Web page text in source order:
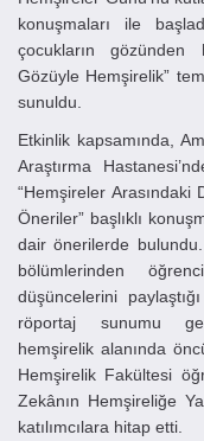
konuşmaları ile
çocukların gözünden
Gözüyle Hemşirelik”
sunuldu.
Etkinlik kapsamında,
Araştırma
“Hemşireler Arasındaki
Öneriler” başlıklı
dair önerilerde bulundu.
bölümlerinden
düşüncelerini
röportaj sunumu
hemşirelik alanında
Hemşirelik Fakültesi
Zekânın Hemşireliğe
katılımcılara hitap etti.